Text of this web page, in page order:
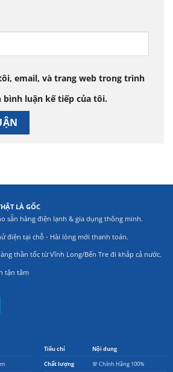
email, và trang web trong trình
bình luận kế tiếp của tôi.
LÀ GỐC
sẵn hàng điện lạnh & gia dụng thông minh.
điện tại chỗ - Hài lòng mới thanh toán.
thần tốc từ Vĩnh Long/Bến Tre đi khắp cả nước.
tận tâm
Tiêu chí Nội dung
Chất lượng 💯 Chính Hãng 100%